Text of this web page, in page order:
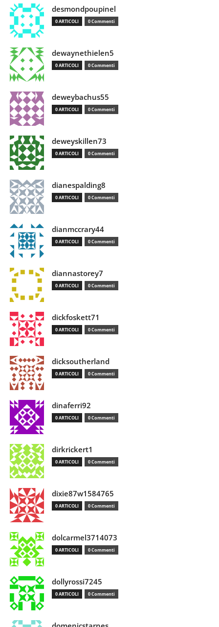
desmondpoupinel
0 ARTICOLI 0 Commenti
dewaynethielen5
0 ARTICOLI 0 Commenti
deweybachus55
0 ARTICOLI 0 Commenti
deweyskillen73
0 ARTICOLI 0 Commenti
dianespalding8
0 ARTICOLI 0 Commenti
dianmccrary44
0 ARTICOLI 0 Commenti
diannastorey7
0 ARTICOLI 0 Commenti
dickfoskett71
0 ARTICOLI 0 Commenti
dicksoutherland
0 ARTICOLI 0 Commenti
dinaferri92
0 ARTICOLI 0 Commenti
dirkrickert1
0 ARTICOLI 0 Commenti
dixie87w1584765
0 ARTICOLI 0 Commenti
dolcarmel3714073
0 ARTICOLI 0 Commenti
dollyrossi7245
0 ARTICOLI 0 Commenti